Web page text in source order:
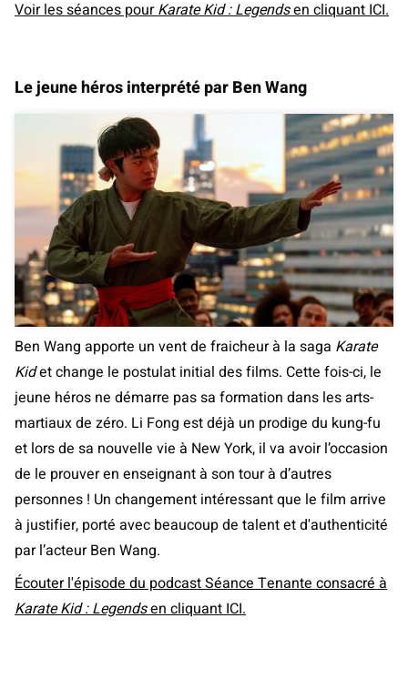
Voir les séances pourKarate Kid : Legendsen cliquant ICI.
Le jeune héros interprété par Ben Wang
Ben Wang apporte un vent de fraicheur à la saga Karate
Kidet change le postulat initial des films. Cette fois-ci, le
jeune héros ne démarre pas sa formation dans les arts-
martiaux de zéro. Li Fong est déjà un prodige du kung-fu
et lors de sa nouvelle vie à New York, il va avoir l’occasion
de le prouver en enseignant à son tour à d’autres
personnes ! Un changement intéressant que le film arrive
à justifier, porté avec beaucoup de talent et d'authenticité
par l’acteur Ben Wang.
Écouter l'épisode du podcast Séance Tenante consacré à
Karate Kid : Legendsen cliquant ICI.